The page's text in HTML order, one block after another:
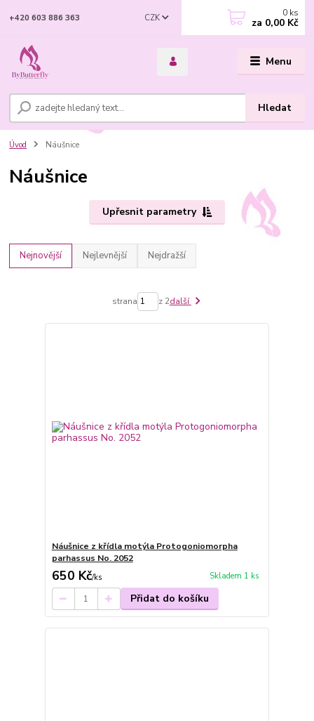
Menu
CZK
Hledat
+420 603 886 363 0 ks
za 0,00 Kč
Úvod Náušnice
Náušnice
Upřesnit parametry
Nejnovější Nejlevnější Nejdražší
strana z 2další
Náušnice z křídla motýla Protogoniomorpha
parhassus No. 2052
650 Kč/ks Skladem 1 ks
Přidat do košíku